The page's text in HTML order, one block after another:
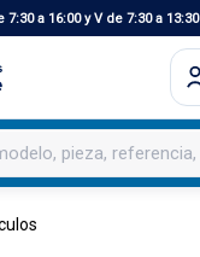
7:30 a 16:00 y V de 7:30 a 13:30